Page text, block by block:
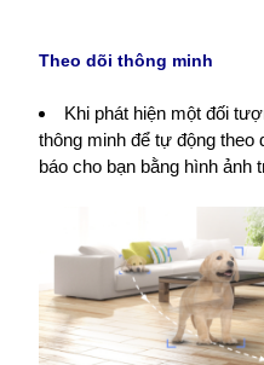
Theo dõi thông minh
Khi phát hiện một đối
thông minh để tự động theo
báo cho bạn bằng hình ảnh